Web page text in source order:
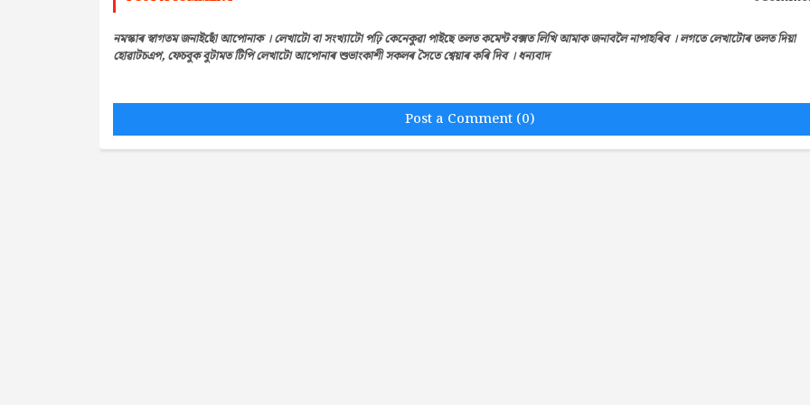
নমস্কাৰ স্বাগতম জনাইছোঁ আপোনাক । লেখাটো বা সংখ্যাটো পঢ়ি কেনেকুৱা পাইছে তলত কমেন্ট বক্সত লিখি আমাক জনাবলৈ নাপাহৰিব । লগতে লেখাটোৰ তলত দিয়া
হোৱাটচএপ, ফেচবুক বুটামত টিপি লেখাটো আপোনাৰ শুভাংকাশী সকলৰ সৈতে শ্বেয়াৰ কৰি দিব । ধন্যবাদ
Post a Comment (0)